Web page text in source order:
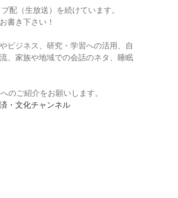
配（生放送）を続けています。
書き下さい！
ビジネス、研究・学習への活用、自
、家族や地域での会話のネタ、睡眠
のご紹介をお願いします。
・文化チャンネル